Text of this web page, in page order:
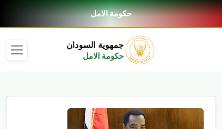
حكومة الامل
جمهوية السودان
حكومة الامل